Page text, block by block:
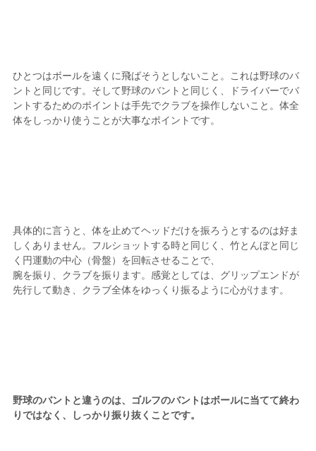
ひとつはボールを遠くに飛ばそうとしないこと。これは野球のバ
ントと同じです。そして野球のバントと同じく、ドライバーでバ
ントするためのポイントは手先でクラブを操作しないこと。体全
体をしっかり使うことが大事なポイントです。
具体的に言うと、体を止めてヘッドだけを振ろうとするのは好ま
しくありません。フルショットする時と同じく、竹とんぼと同じ
く円運動の中心（骨盤）を回転させることで、
腕を振り、クラブを振ります。感覚としては、グリップエンドが
先行して動き、クラブ全体をゆっくり振るように心がけます。
野球のバントと違うのは、ゴルフのバントはボールに当てて終わ
りではなく、しっかり振り抜くことです。